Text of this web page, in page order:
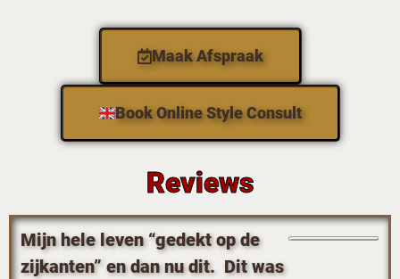
Maak Afspraak
Book Online Style Consult
Reviews
Mijn hele leven “gedekt op de
zijkanten” en dan nu dit. Dit was